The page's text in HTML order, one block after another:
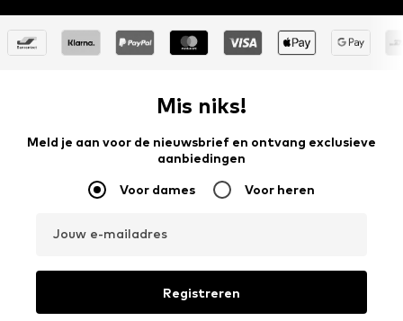
Mis niks!
Meld je aan voor de nieuwsbrief en ontvang exclusieve
aanbiedingen
Voor dames Voor heren
Jouw e-mailadres
Registreren